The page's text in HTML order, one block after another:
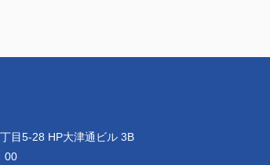
目5-28 HP大津通ビル 3B
00